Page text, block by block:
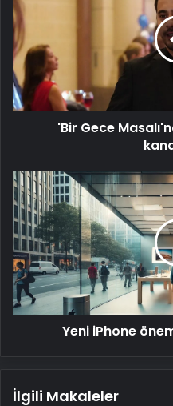
Masalı'nda
Ozan
Canfeza'yı
kandırıyor!
'Bir Gece
Yeni
iPhone
önemli
eksikliklerle
geldi
Yeni iPhone
İlgili Makaleler